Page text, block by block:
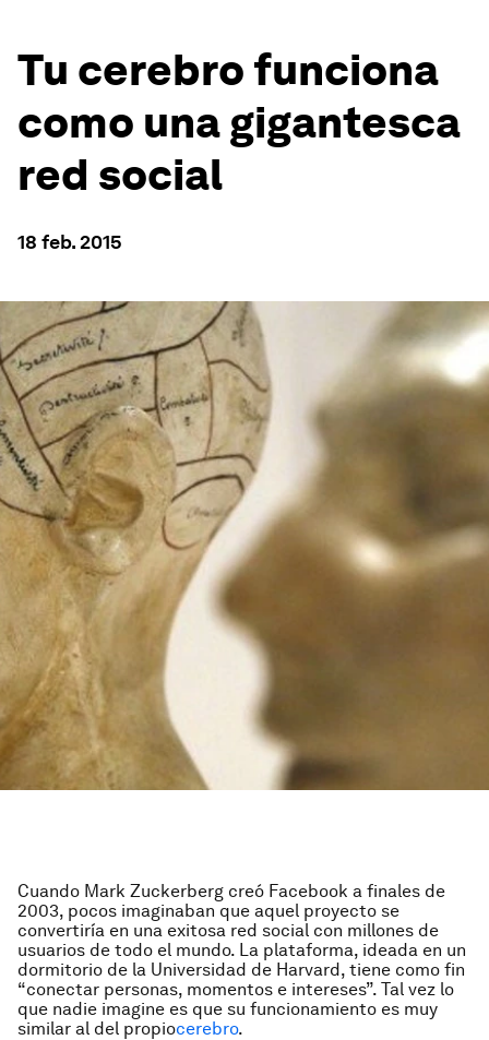
Tu cerebro funciona
como una gigantesca
red social
18 feb. 2015
Cuando Mark Zuckerberg creó Facebook a finales de
2003, pocos imaginaban que aquel proyecto se
convertiría en una exitosa red social con millones de
usuarios de todo el mundo. La plataforma, ideada en un
dormitorio de la Universidad de Harvard, tiene como fin
“conectar personas, momentos e intereses”. Tal vez lo
que nadie imagine es que su funcionamiento es muy
similar al del propiocerebro.